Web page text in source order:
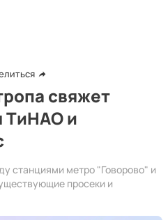
свяжет
ТиНАО и
станциями метро "Говорово" и
просеки и